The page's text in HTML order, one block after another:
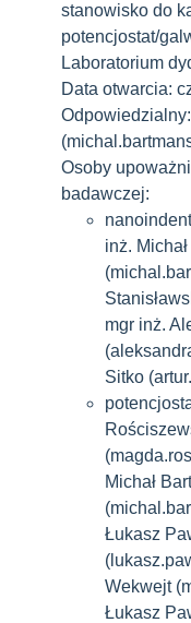
stanowisko do
potencjostat/
Laboratorium
Data otwarcia:
Osoby
badawczej:
inż.
mgr inż.
Sitko
Michał
Łukasz
Wekwejt
Łukasz